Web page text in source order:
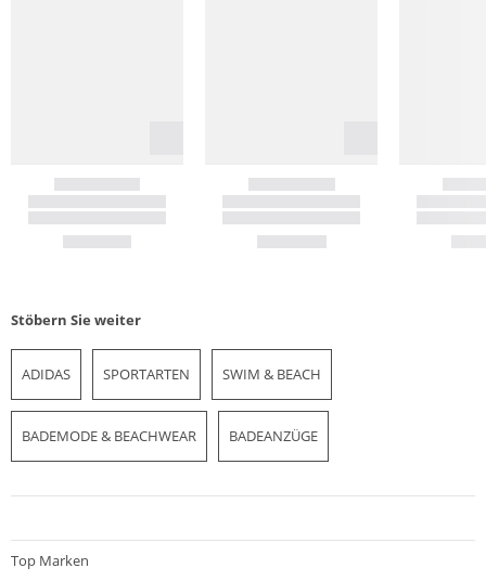
Stöbern Sie weiter
ADIDAS SPORTARTEN SWIM & BEACH
BADEMODE & BEACHWEAR BADEANZÜGE
Top Marken